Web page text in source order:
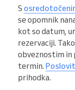
S
se opomnik
kot so datum,
rezervaciji.
obveznostim in
termin.
prihodka.